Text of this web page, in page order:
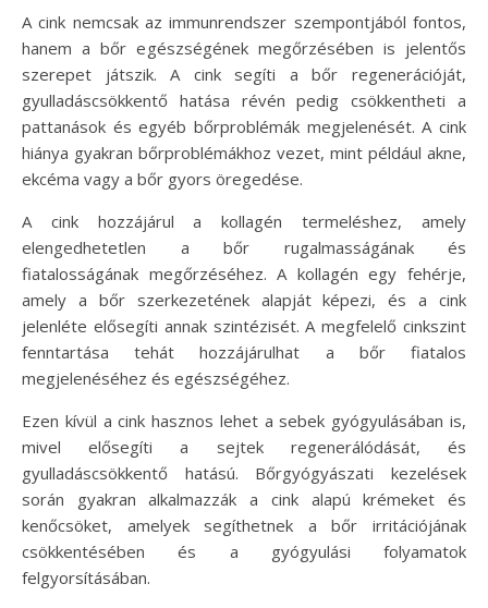
A cink nemcsak az immunrendszer szempontjából fontos,
hanem a bőr egészségének megőrzésében is jelentős
szerepet játszik. A cink segíti a bőr regenerációját,
gyulladáscsökkentő hatása révén pedig csökkentheti a
pattanások és egyéb bőrproblémák megjelenését. A cink
hiánya gyakran bőrproblémákhoz vezet, mint például akne,
ekcéma vagy a bőr gyors öregedése.
A cink hozzájárul a kollagén termeléshez, amely
elengedhetetlen a bőr rugalmasságának és
fiatalosságának megőrzéséhez. A kollagén egy fehérje,
amely a bőr szerkezetének alapját képezi, és a cink
jelenléte elősegíti annak szintézisét. A megfelelő cinkszint
fenntartása tehát hozzájárulhat a bőr fiatalos
megjelenéséhez és egészségéhez.
Ezen kívül a cink hasznos lehet a sebek gyógyulásában is,
mivel elősegíti a sejtek regenerálódását, és
gyulladáscsökkentő hatású. Bőrgyógyászati kezelések
során gyakran alkalmazzák a cink alapú krémeket és
kenőcsöket, amelyek segíthetnek a bőr irritációjának
csökkentésében és a gyógyulási folyamatok
felgyorsításában.